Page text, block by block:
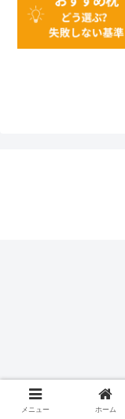
メニュー ホーム